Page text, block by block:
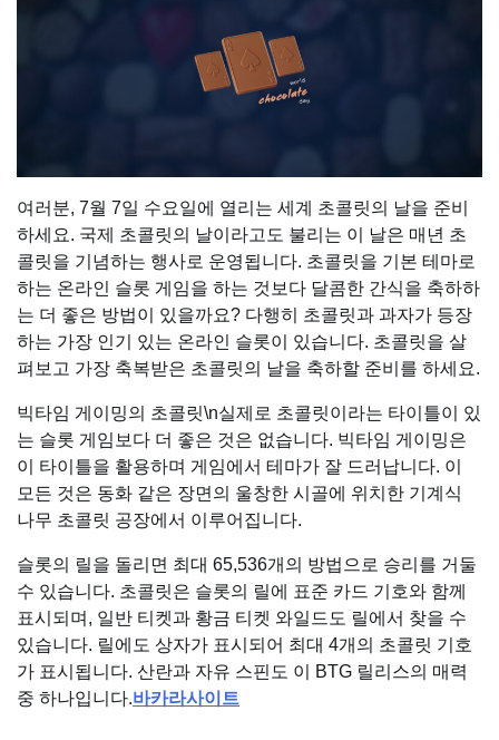
여러분, 7월 7일 수요일에 열리는 세계 초콜릿의 날을 준비
하세요. 국제 초콜릿의 날이라고도 불리는 이 날은 매년 초
콜릿을 기념하는 행사로 운영됩니다. 초콜릿을 기본 테마로
하는 온라인 슬롯 게임을 하는 것보다 달콤한 간식을 축하하
는 더 좋은 방법이 있을까요? 다행히 초콜릿과 과자가 등장
하는 가장 인기 있는 온라인 슬롯이 있습니다. 초콜릿을 살
펴보고 가장 축복받은 초콜릿의 날을 축하할 준비를 하세요.
빅타임 게이밍의 초콜릿\n실제로 초콜릿이라는 타이틀이 있
는 슬롯 게임보다 더 좋은 것은 없습니다. 빅타임 게이밍은
이 타이틀을 활용하며 게임에서 테마가 잘 드러납니다. 이
모든 것은 동화 같은 장면의 울창한 시골에 위치한 기계식
나무 초콜릿 공장에서 이루어집니다.
슬롯의 릴을 돌리면 최대 65,536개의 방법으로 승리를 거둘
수 있습니다. 초콜릿은 슬롯의 릴에 표준 카드 기호와 함께
표시되며, 일반 티켓과 황금 티켓 와일드도 릴에서 찾을 수
있습니다. 릴에도 상자가 표시되어 최대 4개의 초콜릿 기호
가 표시됩니다. 산란과 자유 스핀도 이 BTG 릴리스의 매력
중 하나입니다.바카라사이트